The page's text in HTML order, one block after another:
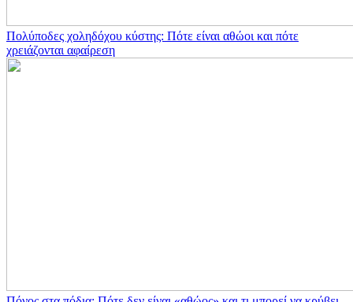
Πολύποδες χοληδόχου κύστης: Πότε είναι αθώοι και πότε
χρειάζονται αφαίρεση